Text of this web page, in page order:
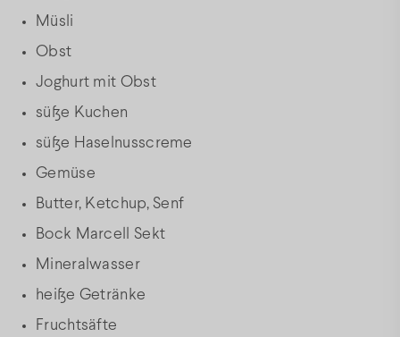
Müsli
Obst
Joghurt mit Obst
süße Kuchen
süße Haselnusscreme
Gemüse
Butter, Ketchup, Senf
Bock Marcell Sekt
Mineralwasser
heiße Getränke
Fruchtsäfte